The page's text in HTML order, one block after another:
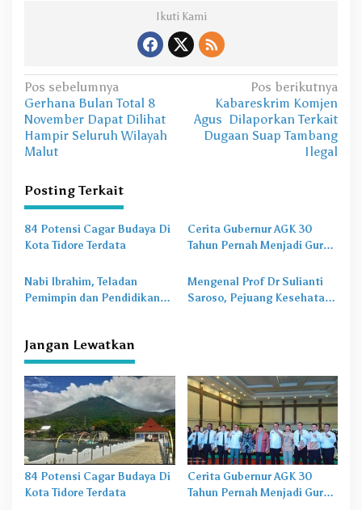
Ikuti Kami
N
a
v
i
g
a
s
i
p
o
Pos sebelumnya
Gerhana Bulan Total 8
November Dapat Dilihat
Hampir Seluruh Wilayah
Malut
Pos berikutnya
Kabareskrim Komjen
Agus Dilaporkan Terkait
Dugaan Suap Tambang
Ilegal
Posting Terkait
84 Potensi Cagar Budaya Di
Kota Tidore Terdata
Cerita Gubernur AGK 30
Tahun Pernah Menjadi Guru
Nabi Ibrahim, Teladan
Pemimpin dan Pendidikan
Mengenal Prof Dr Sulianti
Saroso, Pejuang Kesehatan
Jangan Lewatkan
84 Potensi Cagar Budaya Di
Kota Tidore Terdata
Cerita Gubernur AGK 30
Tahun Pernah Menjadi Guru